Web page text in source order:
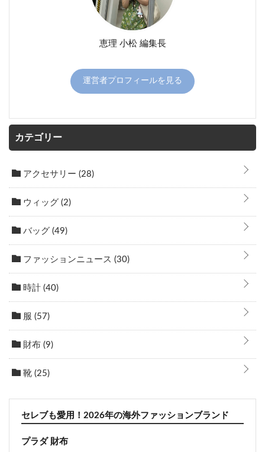
恵理 小松 編集長
運営者プロフィールを見る
カテゴリー
アクセサリー (28)
ウィッグ (2)
バッグ (49)
ファッションニュース (30)
時計 (40)
服 (57)
財布 (9)
靴 (25)
セレブも愛用！2026年の海外ファッションブランド
プラダ 財布